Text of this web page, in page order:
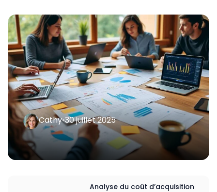
Cathy•30 juillet 2025
Analyse du coût d’acquisition